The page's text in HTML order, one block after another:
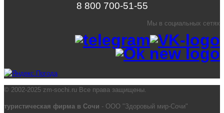
8 800 700-51-55
Мы в социальных сетях
© 2002-2025 zm-sochi.ru Все права защищены.
туристическая фирма в Сочи - ООО "Здоровый мир-Сочи"